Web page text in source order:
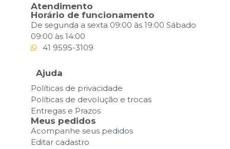
Atendimento
Horário de funcionamento
De segunda a sexta 09:00 às 19:00 Sábado
09:00 às 14:00
41 9595-3109
Ajuda
Políticas de privacidade
Políticas de devolução e trocas
Entregas e Prazos
Meus pedidos
Acompanhe seus pedidos
Editar cadastro